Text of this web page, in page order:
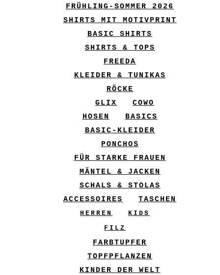
FRÜHLING-SOMMER 2026
SHIRTS MIT MOTIVPRINT
BASIC SHIRTS
SHIRTS & TOPS
FREEDA
KLEIDER & TUNIKAS
RÖCKE
GLIX
COWO
HOSEN
BASICS
BASIC-KLEIDER
PONCHOS
FÜR STARKE FRAUEN
MÄNTEL & JACKEN
SCHALS & STOLAS
ACCESSOIRES
TASCHEN
HERREN
KIDS
FILZ
FARBTUPFER
TOPFPFLANZEN
KINDER DER WELT